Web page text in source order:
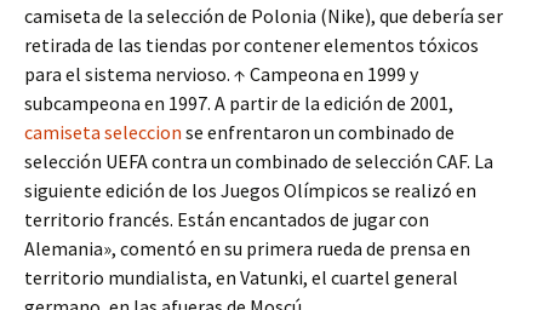
camiseta de la selección de Polonia (Nike), que debería ser
retirada de las tiendas por contener elementos tóxicos
para el sistema nervioso. ↑ Campeona en 1999 y
subcampeona en 1997. A partir de la edición de 2001,
camiseta seleccion se enfrentaron un combinado de
selección UEFA contra un combinado de selección CAF. La
siguiente edición de los Juegos Olímpicos se realizó en
territorio francés. Están encantados de jugar con
Alemania», comentó en su primera rueda de prensa en
territorio mundialista, en Vatunki, el cuartel general